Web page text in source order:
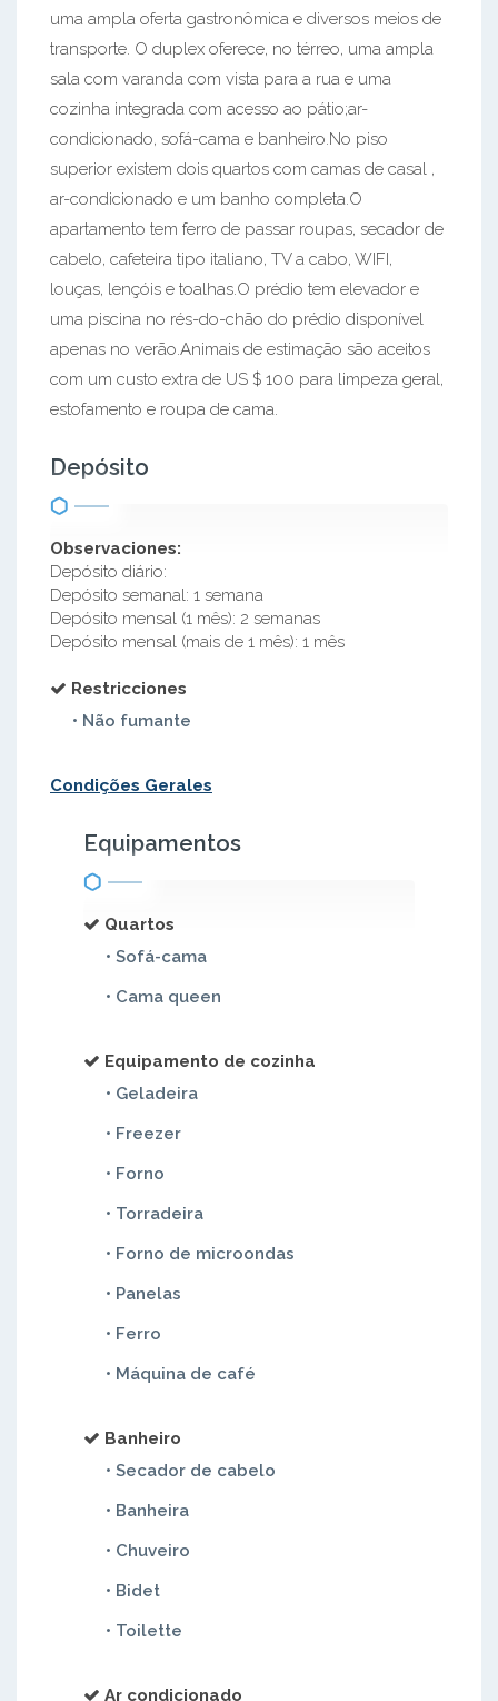
uma ampla oferta gastronômica e diversos meios de
transporte. O duplex oferece, no térreo, uma ampla
sala com varanda com vista para a rua e uma
cozinha integrada com acesso ao pátio;ar-
condicionado, sofá-cama e banheiro.No piso
superior existem dois quartos com camas de casal ,
ar-condicionado e um banho completa.O
apartamento tem ferro de passar roupas, secador de
cabelo, cafeteira tipo italiano, TV a cabo, WIFI,
louças, lençóis e toalhas.O prédio tem elevador e
uma piscina no rés-do-chão do prédio disponível
apenas no verão.Animais de estimação são aceitos
com um custo extra de US $ 100 para limpeza geral,
estofamento e roupa de cama.
Depósito
Observaciones:
Depósito diário:
Depósito semanal: 1 semana
Depósito mensal (1 mês): 2 semanas
Depósito mensal (mais de 1 mês): 1 mês
Restricciones
• Não fumante
Condições Gerales
Equipamentos
Quartos
• Sofá-cama
• Cama queen
Equipamento de cozinha
• Geladeira
• Freezer
• Forno
• Torradeira
• Forno de microondas
• Panelas
• Ferro
• Máquina de café
Banheiro
• Secador de cabelo
• Banheira
• Chuveiro
• Bidet
• Toilette
Ar condicionado